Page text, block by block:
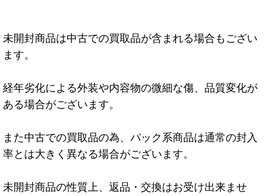
未開封商品は中古での買取品が含まれる場合もござい
ます。
経年劣化による外装や内容物の微細な傷、品質変化が
ある場合がございます。
また中古での買取品の為、パック系商品は通常の封入
率とは大きく異なる場合がございます。
未開封商品の性質上、返品・交換はお受け出来ませ